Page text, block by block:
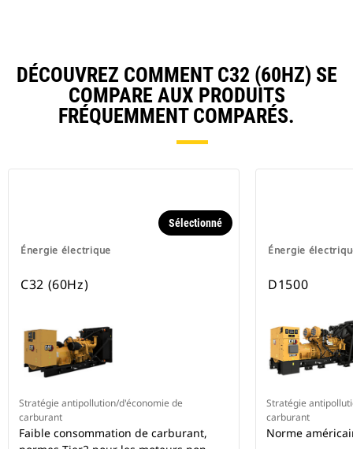
DÉCOUVREZ COMMENT C32 (60HZ) SE
COMPARE AUX PRODUITS
FRÉQUEMMENT COMPARÉS.
Énergie électrique
Sélectionné
C32 (60Hz)
Stratégie antipollution/d'économie de
carburant
Faible consommation de carburant,
Énergie
D1500
Stratégie
carburant
Norme